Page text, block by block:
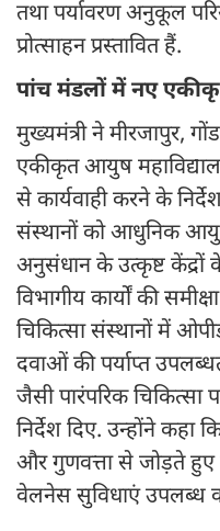
तथा पर्यावरण अनुकूल
प्रोत्साहन प्रस्तावित हैं.
पांच मंडलों में नए
मुख्यमंत्री ने मीरजापुर,
एकीकृत आयुष
से कार्यवाही करने के
संस्थानों को आधुनिक
अनुसंधान के उत्कृष्ट
विभागीय कार्यों की
चिकित्सा संस्थानों में
दवाओं की पर्याप्त
जैसी पारंपरिक चिकित्सा
निर्देश दिए. उन्होंने
और गुणवत्ता से जोड़ते हुए
वेलनेस सुविधाएं उपलब्ध